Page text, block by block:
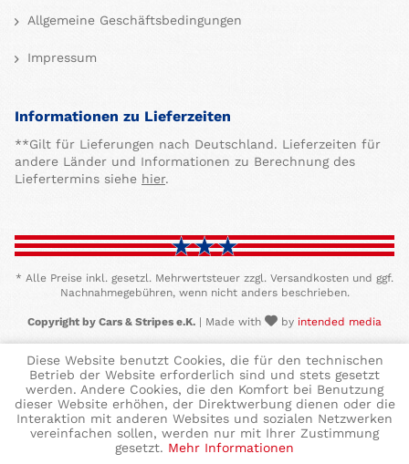
Allgemeine Geschäftsbedingungen
Impressum
Informationen zu Lieferzeiten
**Gilt für Lieferungen nach Deutschland. Lieferzeiten für
andere Länder und Informationen zu Berechnung des
Liefertermins siehe hier.
* Alle Preise inkl. gesetzl. Mehrwertsteuer zzgl. Versandkosten und ggf.
Nachnahmegebühren, wenn nicht anders beschrieben.
Copyright by Cars & Stripes e.K. | Made with by intended media
Diese Website benutzt Cookies, die für den technischen
Betrieb der Website erforderlich sind und stets gesetzt
werden. Andere Cookies, die den Komfort bei Benutzung
dieser Website erhöhen, der Direktwerbung dienen oder die
Interaktion mit anderen Websites und sozialen Netzwerken
vereinfachen sollen, werden nur mit Ihrer Zustimmung
gesetzt. Mehr Informationen